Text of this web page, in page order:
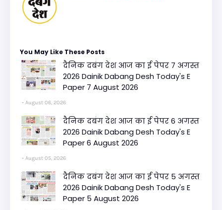
You May Like These Posts
दैनिक दबंग देश आज का ई पेपर 7 अगस्त
2026 Dainik Dabang Desh Today's E
Paper 7 August 2026
August 06, 2026
दैनिक दबंग देश आज का ई पेपर 6 अगस्त
2026 Dainik Dabang Desh Today's E
Paper 6 August 2026
August 05, 2026
दैनिक दबंग देश आज का ई पेपर 5 अगस्त
2026 Dainik Dabang Desh Today's E
Paper 5 August 2026